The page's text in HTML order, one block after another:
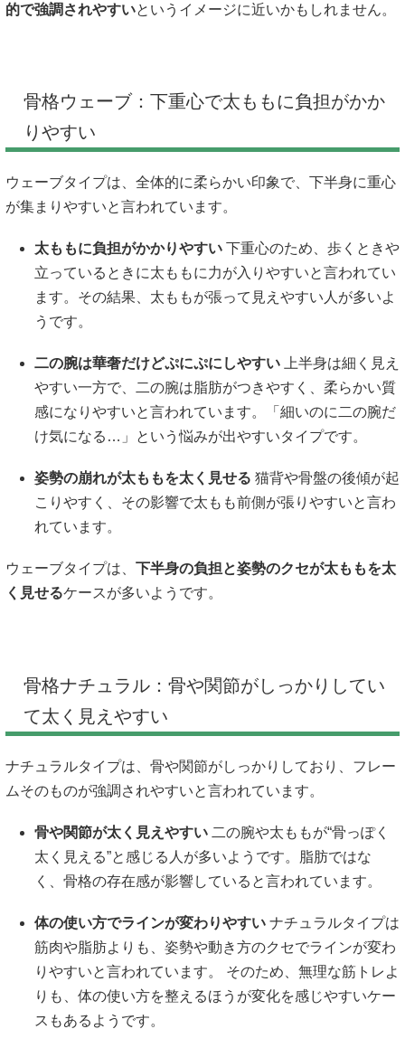
的で強調されやすいというイメージに近いかもしれません。
骨格ウェーブ：下重心で太ももに負担がかか
りやすい
ウェーブタイプは、全体的に柔らかい印象で、下半身に重心
が集まりやすいと言われています。
太ももに負担がかかりやすい 下重心のため、歩くときや
立っているときに太ももに力が入りやすいと言われてい
ます。その結果、太ももが張って見えやすい人が多いよ
うです。
二の腕は華奢だけどぷにぷにしやすい 上半身は細く見え
やすい一方で、二の腕は脂肪がつきやすく、柔らかい質
感になりやすいと言われています。「細いのに二の腕だ
け気になる…」という悩みが出やすいタイプです。
姿勢の崩れが太ももを太く見せる 猫背や骨盤の後傾が起
こりやすく、その影響で太もも前側が張りやすいと言わ
れています。
ウェーブタイプは、
下半身の負担と姿勢のクセが太ももを太
く見せるケースが多いようです。
骨格ナチュラル：骨や関節がしっかりしてい
て太く見えやすい
ナチュラルタイプは、骨や関節がしっかりしており、フレー
ムそのものが強調されやすいと言われています。
骨や関節が太く見えやすい 二の腕や太ももが“骨っぽく
太く見える”と感じる人が多いようです。脂肪ではな
く、骨格の存在感が影響していると言われています。
体の使い方でラインが変わりやすい ナチュラルタイプは
筋肉や脂肪よりも、姿勢や動き方のクセでラインが変わ
りやすいと言われています。 そのため、無理な筋トレよ
りも、体の使い方を整えるほうが変化を感じやすいケー
スもあるようです。